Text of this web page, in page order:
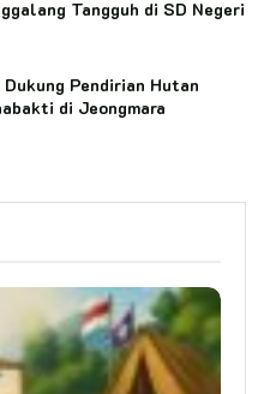
Tangguh di SD Negeri
Pendirian Hutan
di Jeongmara